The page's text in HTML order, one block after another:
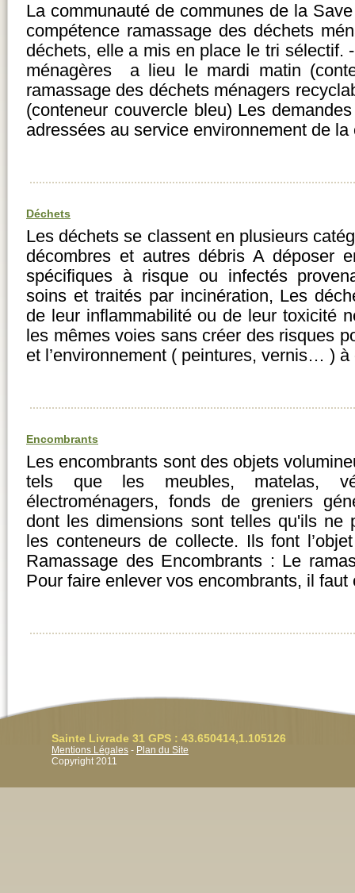
La communauté de communes de la
compétence ramassage des déchets
déchets, elle a mis en place le tri sélectif.
ménagères a lieu le mardi matin
ramassage des déchets ménagers
(conteneur couvercle bleu) Les
adressées au service environnement de
Déchets
Les déchets se classent en plusieurs
décombres et autres débris A déposer
spécifiques à risque ou infectés
soins et traités par incinération, Les
de leur inflammabilité ou de leur toxicité
les mêmes voies sans créer des risques
et l’environnement ( peintures, vernis… )
Encombrants
Les encombrants sont des objets
tels que les meubles, matelas,
électroménagers, fonds de greniers
dont les dimensions sont telles qu'ils ne
les conteneurs de collecte. Ils font
Ramassage des Encombrants : Le
Pour faire enlever vos encombrants, il
Sainte Livrade 31 GPS : 43.650414,1.105126
Mentions Légales - Plan du Site
Copyright 2011